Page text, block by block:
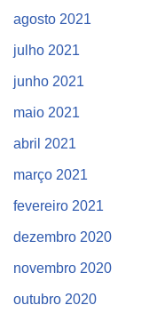
agosto 2021
julho 2021
junho 2021
maio 2021
abril 2021
março 2021
fevereiro 2021
dezembro 2020
novembro 2020
outubro 2020